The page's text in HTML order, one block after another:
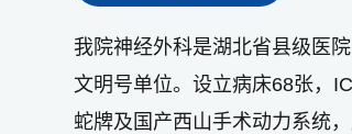
我院神经外科是湖北省县级医
文明号单位。设立病床68张，
蛇牌及国产西山手术动力系统